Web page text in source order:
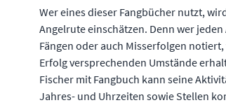
Wer eines dieser Fangbücher nutzt,
Angelrute einschätzen. Denn wer
Fängen oder auch Misserfolgen
Erfolg versprechenden Umstände
Fischer mit Fangbuch kann seine
Jahres- und Uhrzeiten sowie Stellen